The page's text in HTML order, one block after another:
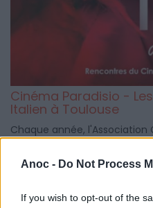
Anoc - Do Not Process
If you wish to opt-out of the
Cinéma Paradisio -
Italien à Toulouse
Chaque année, l'Association
Toulousains à découvrir le
de projections et de
Art contemporain.